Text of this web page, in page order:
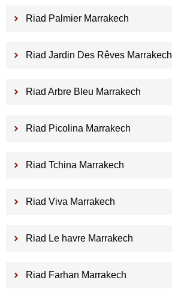
Riad Palmier Marrakech
Riad Jardin Des Rêves Marrakech
Riad Arbre Bleu Marrakech
Riad Picolina Marrakech
Riad Tchina Marrakech
Riad Viva Marrakech
Riad Le havre Marrakech
Riad Farhan Marrakech